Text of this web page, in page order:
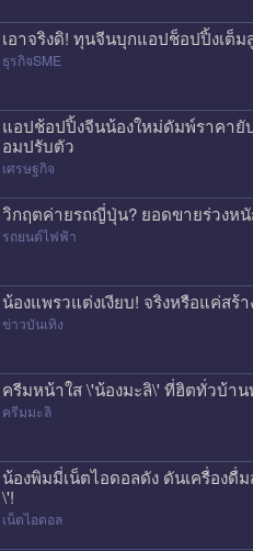
เอาจริงดิ! ทุนจีนบุกแอปช็อปปิ้งเต็
ธุรกิจSME
แอปช้อปปิ้งจีนน้องใหม่ดัมพ์ราคายั
อมปรับตัว
เศรษฐกิจ
วิกฤตค่ายรถญี่ปุ่น? ยอดขายร่วงห
รถยนต์ไฟฟ้า
น้องแพรวแต่งเงียบ! จริงหรือแค่สร้
ข่าวบันเทิง
ครีมหน้าใส \'น้องมะลิ\' ที่ฮิตทั่วบ้า
ครีมมะลิ
น้องพิมมี่เน็ตไอดอลดัง ดันเครื่องดื่
\'!
เน็ตไอดอล